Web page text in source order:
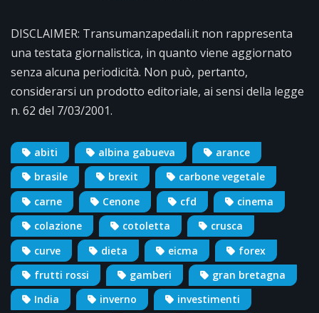
DISCLAIMER: Transumanzapedali.it non rappresenta
una testata giornalistica, in quanto viene aggiornato
senza alcuna periodicità. Non può, pertanto,
considerarsi un prodotto editoriale, ai sensi della legge
n. 62 del 7/03/2001.
abiti albina gabueva
arance
brasile
brexit
carbone vegetale
carne
Cenone cfd
cinema
colazione
cotoletta
crusca
curve
dieta eicma
forex
frutti rossi
gamberi
gran bretagna
India
inverno
investimenti